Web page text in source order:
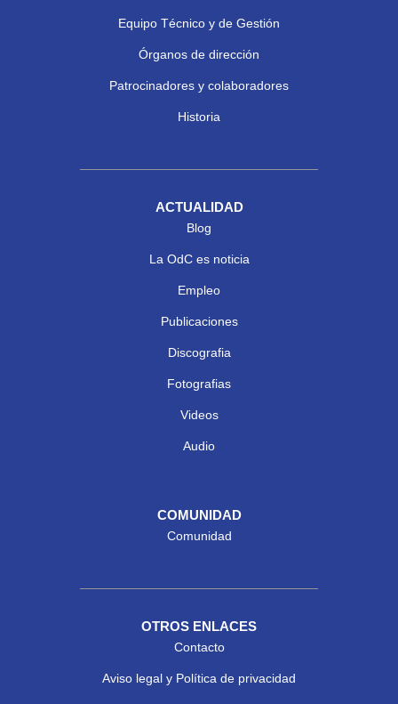
Equipo Técnico y de Gestión
Órganos de dirección
Patrocinadores y colaboradores
Historia
ACTUALIDAD
Blog
La OdC es noticia
Empleo
Publicaciones
Discografia
Fotografias
Videos
Audio
COMUNIDAD
Comunidad
OTROS ENLACES
Contacto
Aviso legal y Política de privacidad